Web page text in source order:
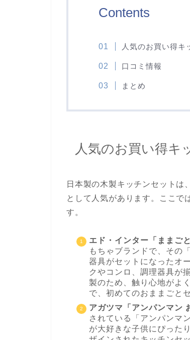
Contents
人気のお買い得キ
口コミ情報
まとめ
人気のお買い得キ
日本製の木製キッチンセットは
として人気があります。ここで
す。
エド・インター「ままご
もちゃブランドで、その
器具がセットになったオ
クやコンロ、調理器具が
製のため、触り心地がよ
で、初めてのおままごと
アガツマ「アンパンマン
されている「アンパンマ
が大好きな子供にぴった